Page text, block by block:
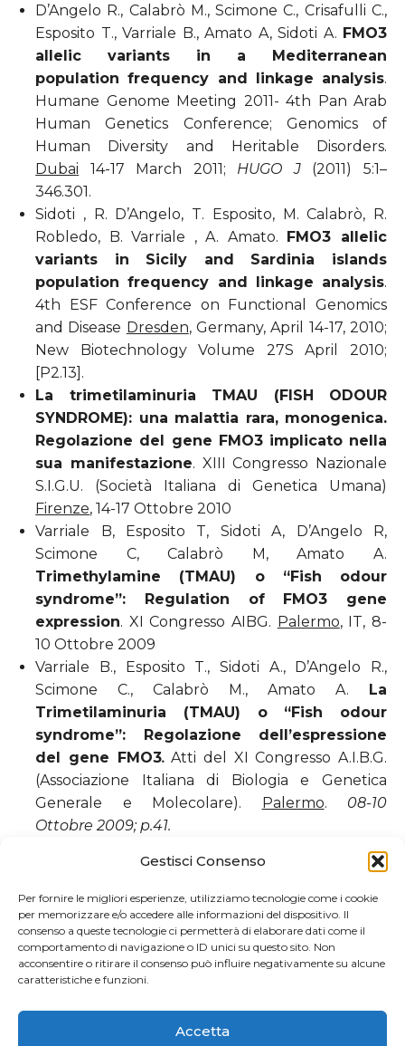
Gestisci Consenso
Per fornire le migliori esperienze, utilizziamo tecnologie come i cookie
per memorizzare e/o accedere alle informazioni del dispositivo. Il
consenso a queste tecnologie ci permetterà di elaborare dati come il
comportamento di navigazione o ID unici su questo sito. Non
acconsentire o ritirare il consenso può influire negativamente su alcune
caratteristiche e funzioni.
Accetta
D’Angelo R., Calabrò M., Scimone C., Crisafulli C.,
Esposito T., Varriale B., Amato A, Sidoti A. FMO3
allelic variants in a Mediterranean
population frequency and linkage analysis.
Humane Genome Meeting 2011- 4th Pan Arab
Human Genetics Conference; Genomics of
Human Diversity and Heritable Disorders.
Dubai 14-17 March 2011; HUGO J (2011) 5:1–
346.301.
Sidoti , R. D’Angelo, T. Esposito, M. Calabrò, R.
Robledo, B. Varriale , A. Amato. FMO3 allelic
variants in Sicily and Sardinia islands
population frequency and linkage analysis.
4th ESF Conference on Functional Genomics
and Disease Dresden, Germany, April 14-17, 2010;
New Biotechnology Volume 27S April 2010;
[P2.13].
La trimetilaminuria TMAU (FISH ODOUR
SYNDROME): una malattia rara, monogenica.
Regolazione del gene FMO3 implicato nella
sua manifestazione. XIII Congresso Nazionale
S.I.G.U. (Società Italiana di Genetica Umana)
Firenze, 14-17 Ottobre 2010
Varriale B, Esposito T, Sidoti A, D’Angelo R,
Scimone C, Calabrò M, Amato A.
Trimethylamine (TMAU) o “Fish odour
syndrome”: Regulation of FMO3 gene
expression. XI Congresso AIBG. Palermo, IT, 8-
10 Ottobre 2009
Varriale B., Esposito T., Sidoti A., D’Angelo R.,
Scimone C., Calabrò M., Amato A. La
Trimetilaminuria (TMAU) o “Fish odour
syndrome”: Regolazione dell’espressione
del gene FMO3.Atti del XI Congresso A.I.B.G.
(Associazione Italiana di Biologia e Genetica
Generale e Molecolare). Palermo. 08-10
Ottobre 2009; p.41.